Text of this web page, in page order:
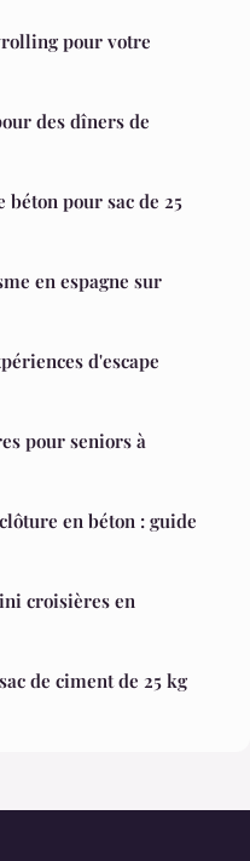
pour votre
des dîners de
béton pour sac de 25
en espagne sur
d'escape
pour seniors à
en béton : guide
croisières en
de ciment de 25 kg